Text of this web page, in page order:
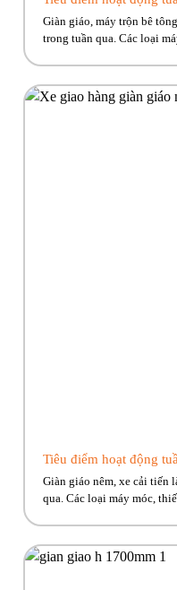
Giàn giáo, máy trộn bê
trong tuần qua. Các loại
động tiêu […]
Tiêu điểm hoạt động
Giàn giáo nêm, xe cải tiến
qua. Các loại máy móc,